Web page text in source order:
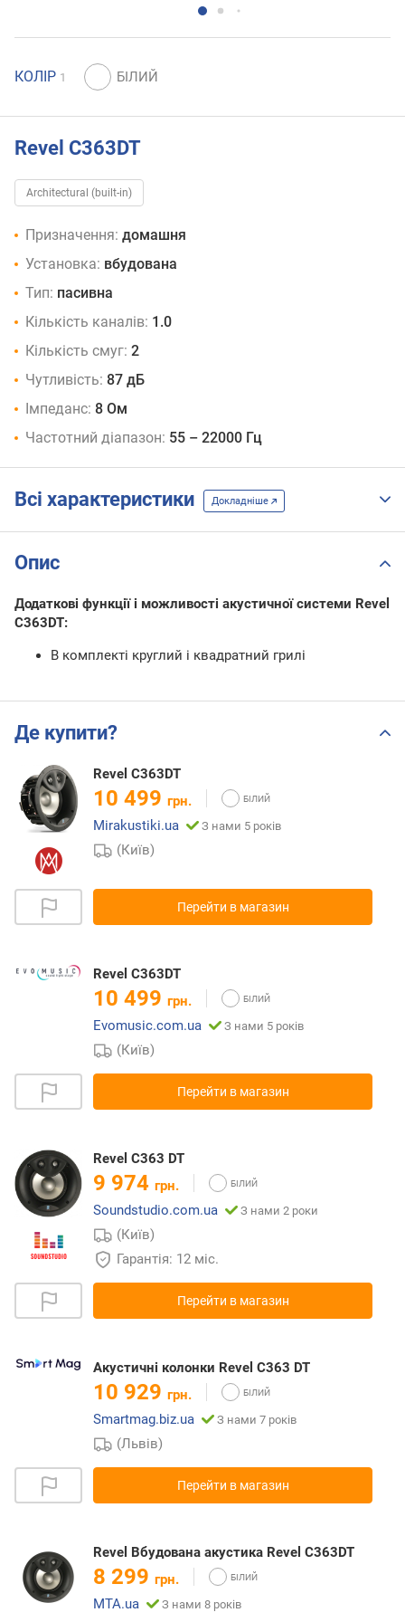
КОЛІР 1
Revel C363DT
Architectural (built-in)
Призначення: домашня
Установка: вбудована
Тип: пасивна
Кількість каналів: 1.0
Кількість смуг: 2
Чутливість: 87 дБ
Імпеданс: 8 Ом
Частотний діапазон: 55 – 22000 Гц
Всі характеристики Докладніше
Опис
Додаткові функції і можливості акустичної системи Revel
C363DT:
В комплекті круглий і квадратний грилі
Де купити?
Revel C363DT
10 499 грн.
Mirakustiki.ua
З нами 5 років
(Київ)
Перейти в магазин
Revel C363DT
10 499 грн.
Evomusic.com.ua
З нами 5 років
(Київ)
Перейти в магазин
Revel C363 DT
9 974 грн.
Soundstudio.com.ua
З нами 2 роки
(Київ)
Гарантія: 12 міс.
Перейти в магазин
Акустичні колонки Revel C363 DT
10 929 грн.
Smartmag.biz.ua
З нами 7 років
(Львів)
Перейти в магазин
Revel Вбудована акустика Revel C363DT
8 299 грн.
MTA.ua
З нами 8 років